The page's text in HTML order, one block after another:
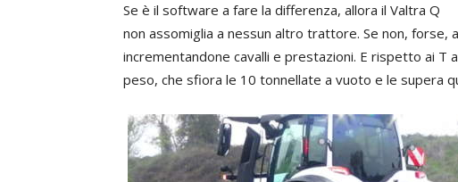
Se è il software a fare la differenza, allora il Valtra Q
non assomiglia a nessun altro trattore. Se non, forse,
incrementandone cavalli e prestazioni. E rispetto ai T
peso, che sfiora le 10 tonnellate a vuoto e le supera